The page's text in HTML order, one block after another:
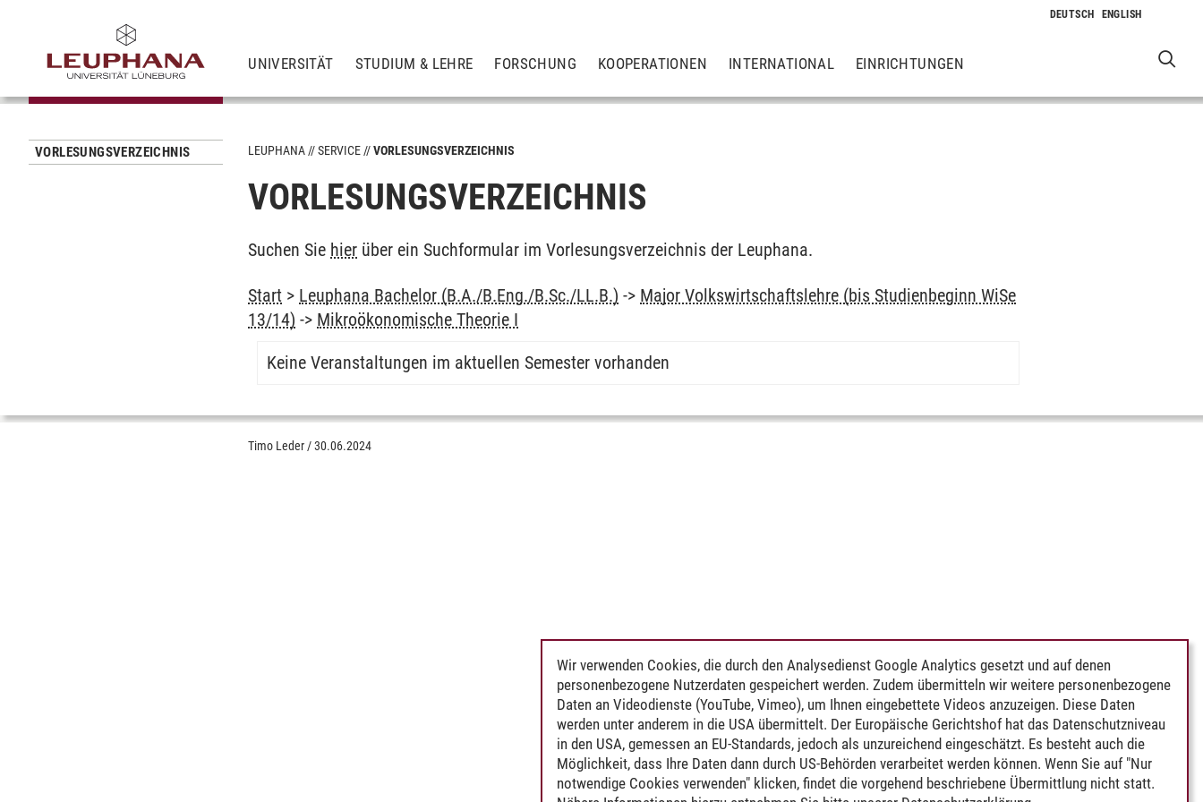
UNIVERSITÄT STUDIUM & LEHRE FORSCHUNG KOOPERATIONEN INTERNATIONAL EINRICHTUNGEN
VORLESUNGSVERZEICHNIS LEUPHANA SERVICE VORLESUNGSVERZEICHNIS
VORLESUNGSVERZEICHNIS
Suchen Sie hier über ein Suchformular im Vorlesungsverzeichnis der Leuphana.
Start > Leuphana Bachelor (B.A./B.Eng./B.Sc./LL.B.) -> Major Volkswirtschaftslehre (bis Studienbeginn WiSe
13/14) -> Mikroökonomische Theorie I
Keine Veranstaltungen im aktuellen Semester vorhanden
Timo Leder /30.06.2024
Wir verwenden Cookies, die durch den Analysedienst Google Analytics gesetzt und auf denen
personenbezogene Nutzerdaten gespeichert werden. Zudem übermitteln wir weitere personenbezogene
Daten an Videodienste (YouTube, Vimeo), um Ihnen eingebettete Videos anzuzeigen. Diese Daten
werden unter anderem in die USA übermittelt. Der Europäische Gerichtshof hat das Datenschutzniveau
in den USA, gemessen an EU-Standards, jedoch als unzureichend eingeschätzt. Es besteht auch die
Möglichkeit, dass Ihre Daten dann durch US-Behörden verarbeitet werden können. Wenn Sie auf "Nur
notwendige Cookies verwenden" klicken, findet die vorgehend beschriebene Übermittlung nicht statt.